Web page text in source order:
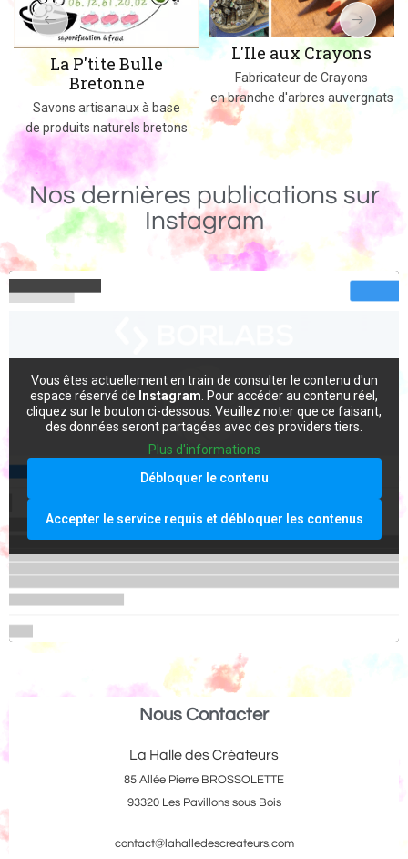
L'Ile aux Crayons
Fabricateur de Crayons
en branche d'arbres auvergnats
Un Monde de Bois
Des jeux, jouets et objets en
massif fabriqués dans le 02
Nos dernières publications sur
Instagram
Vous êtes actuellement en train de consulter le contenu d'un
espace réservé de Instagram . Pour accéder au contenu réel,
cliquez sur le bouton ci-dessous. Veuillez noter que ce faisant,
des données seront partagées avec des providers tiers.
Plus d'informations
Débloquer le contenu
Accepter le service requis et débloquer les contenus
Nous Contacter
La Halle des Créateurs
85 Allée Pierre BROSSOLETTE
93320 Les Pavillons sous Bois
contact@lahalledescreateurs.com